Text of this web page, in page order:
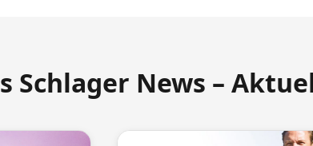
Schlager News –